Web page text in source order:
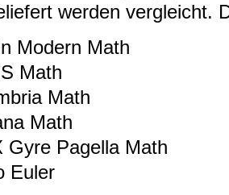
werden vergleicht.
Modern Math
Math
Math
Math
Gyre Pagella Math
Euler